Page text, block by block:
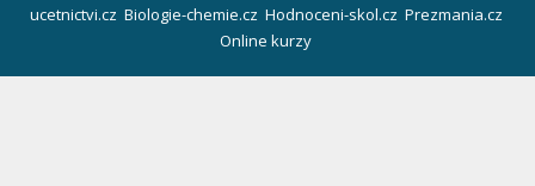
ucetnictvi.cz Biologie-chemie.cz Hodnoceni-skol.cz Prezmania.cz
Online kurzy